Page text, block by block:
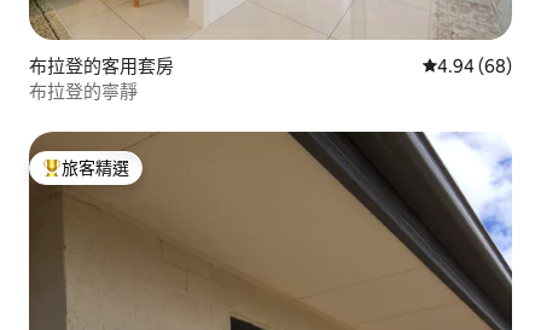
布拉登的客用套房 從 68 則評價
4.94 (68)
布拉登的寧靜
旅客精選榜首
旅客精選